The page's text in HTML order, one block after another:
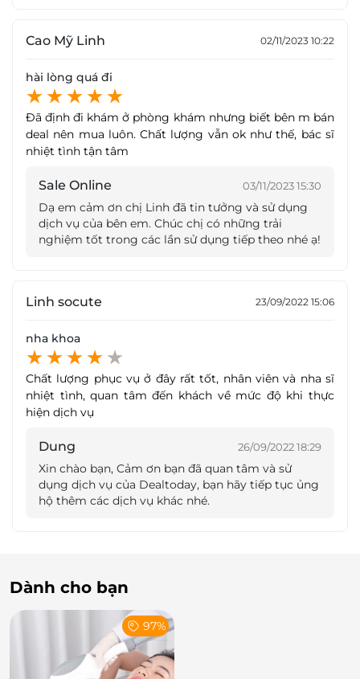
sáng đẹp.
Trám răng
Chi tiết dịch vụ:
Bước 1: Thăm khám và tư vấn
Bước 3: Tạo hình xoang trám
Bước 4: Tiến hành trám răng
Bước 6: Kiểm tra hoàn tất quá trình và dặn dò
thăm khám trước khi ra về.
Trám răng là thay thế mô răng bị bệnh hoặc mô răng
đã bị mất bởi những vật liệu nha khoa nhằm ngăn
chặn sự tiến triển của sâu răng. Dịch vụ trám răng tại
nha khoa An Tâm sẽ giúp bạn cải thiện tình trạng
răng sâu, ngăn không cho vi khuẩn hoặc các tác
Cao Mỹ Linh 02/11/2023 10:22
hài lòng quá đi
Đã định đi khám ở phòng khám nhưng biết bên m bán
deal nên mua luôn. Chất lượng vẫn ok như thế, bác sĩ
nhiệt tình tận tâm
Sale Online 03/11/2023 15:30
Dạ em cảm ơn chị Linh đã tin tưởng và sử dụng
dịch vụ của bên em. Chúc chị có những trải
nghiệm tốt trong các lần sử dụng tiếp theo nhé ạ!
Linh socute 23/09/2022 15:06
nha khoa
Chất lượng phục vụ ở đây rất tốt, nhân viên và nha sĩ
nhiệt tình, quan tâm đến khách về mức độ khi thực
hiện dịch vụ
Dung 26/09/2022 18:29
Xin chào bạn, Cảm ơn bạn đã quan tâm và sử
dụng dịch vụ của Dealtoday, bạn hãy tiếp tục ủng
hộ thêm các dịch vụ khác nhé.
Dành cho bạn
97%